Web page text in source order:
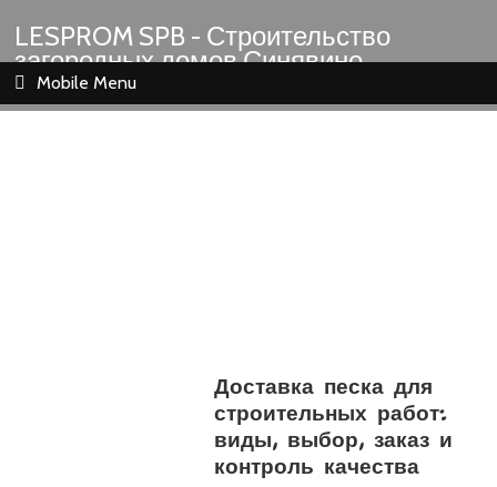
LESPROM SPB - Строительство
загородных домов Синявино
Шлиссельбург Кировск Назия
Mobile Menu
Доставка песка для
строительных работ:
виды, выбор, заказ и
контроль качества